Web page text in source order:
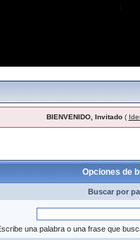
BIENVENIDO, Invitado(
Opciones de
Buscar por
una palabra o una frase que